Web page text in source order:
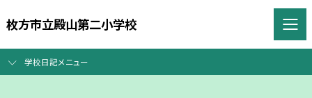
枚方市立殿山第二小学校
学校日記メニュー